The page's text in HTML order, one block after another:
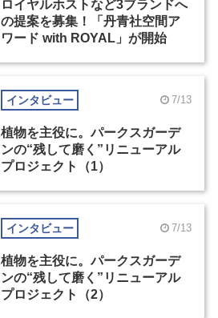
ロイヤルホストなど3ブランドへ
の提案を募集！「丹青社空間ア
ワード with ROYAL」が開始
インタビュー 7/13
植物を主役に。パークスガーデ
ンの“残して磨く”リニューアル
プロジェクト（1）
インタビュー 7/13
植物を主役に。パークスガーデ
ンの“残して磨く”リニューアル
プロジェクト（2）